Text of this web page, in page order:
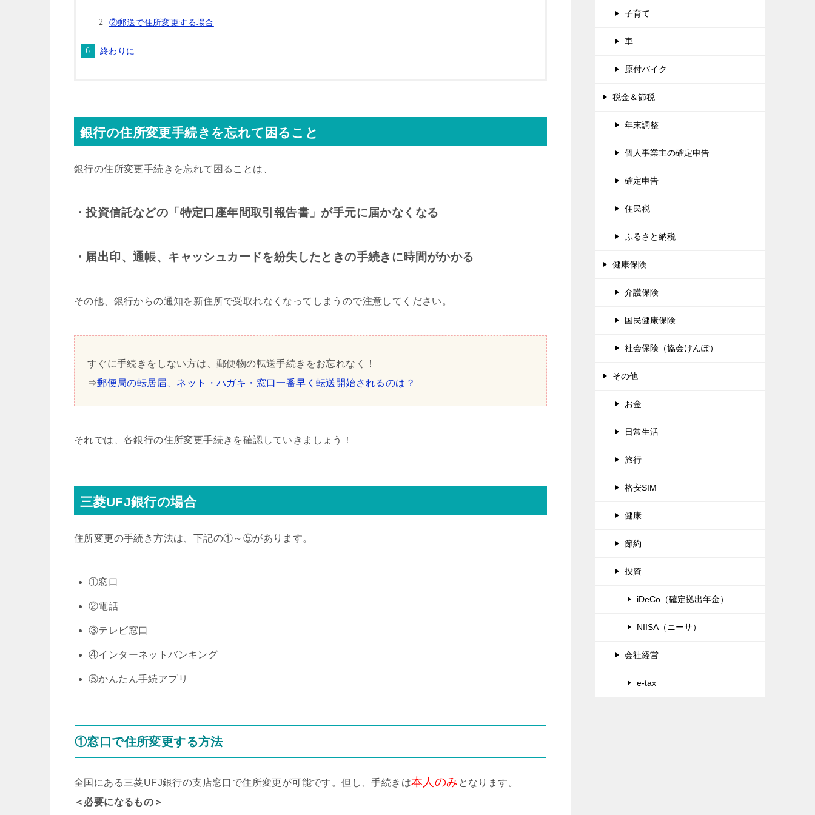
②郵送で住所変更する場合
終わりに
銀行の住所変更手続きを忘れて困ること
銀行の住所変更手続きを忘れて困ることは、
・投資信託などの「特定口座年間取引報告書」が手元に届かなくなる
・届出印、通帳、キャッシュカードを紛失したときの手続きに時間がかかる
その他、銀行からの通知を新住所で受取れなくなってしまうので注意してください。
すぐに手続きをしない方は、郵便物の転送手続きをお忘れなく！
⇒郵便局の転居届、ネット・ハガキ・窓口一番早く転送開始されるのは？
それでは、各銀行の住所変更手続きを確認していきましょう！
三菱UFJ銀行の場合
住所変更の手続き方法は、下記の①～⑤があります。
①窓口
②電話
③テレビ窓口
④インターネットバンキング
⑤かんたん手続アプリ
①窓口で住所変更する方法
全国にある三菱UFJ銀行の支店窓口で住所変更が可能です。但し、手続きは本人のみ となります。
＜必要になるもの＞
子育て
車
原付バイク
税金＆節税
年末調整
個人事業主の確定申告
確定申告
住民税
ふるさと納税
健康保険
介護保険
国民健康保険
社会保険（協会けんぽ）
その他
お金
日常生活
旅行
格安SIM
健康
節約
投資
iDeCo（確定拠出年金）
NIISA（ニーサ）
会社経営
e-tax